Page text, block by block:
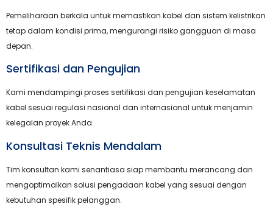
Pemeliharaan berkala untuk memastikan kabel dan sistem kelistrikan
tetap dalam kondisi prima, mengurangi risiko gangguan di masa
depan.
Sertifikasi dan Pengujian
Kami mendampingi proses sertifikasi dan pengujian keselamatan
kabel sesuai regulasi nasional dan internasional untuk menjamin
kelegalan proyek Anda.
Konsultasi Teknis Mendalam
Tim konsultan kami senantiasa siap membantu merancang dan
mengoptimalkan solusi pengadaan kabel yang sesuai dengan
kebutuhan spesifik pelanggan.